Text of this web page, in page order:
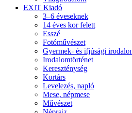
EXIT Kiadó
3–6 éveseknek
14 éves kor felett
Esszé
Fotóművészet
Gyermek- és ifjúsági
Irodalomtörténet
Kereszténység
Kortárs
Levelezés, napló
Mese, népmese
Művészet